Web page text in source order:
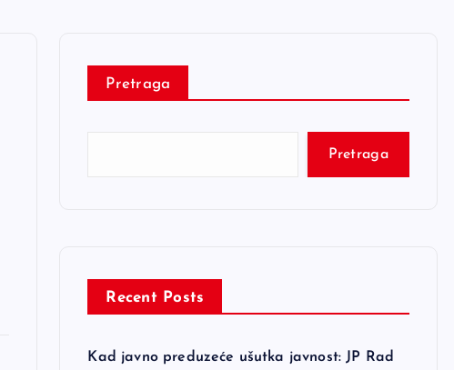
Pretraga
Pretraga
Recent Posts
Kad javno preduzeće ušutka javnost: JP Rad